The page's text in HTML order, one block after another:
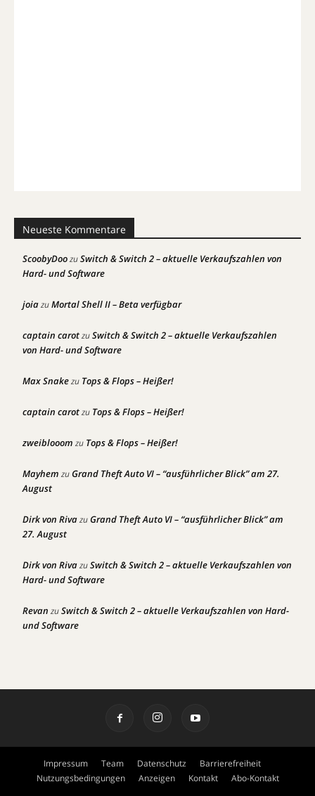
Neueste Kommentare
ScoobyDoozuSwitch & Switch 2 – aktuelle Verkaufszahlen von
Hard- und Software
joiazuMortal Shell II – Beta verfügbar
captain carotzuSwitch & Switch 2 – aktuelle Verkaufszahlen
von Hard- und Software
Max Snakezu Tops & Flops – Heißer!
captain carotzu Tops & Flops – Heißer!
zweiblooom zu Tops & Flops – Heißer!
Mayhem zuGrand Theft Auto VI – “ausführlicher Blick” am 27.
August
Dirk von RivazuGrand Theft Auto VI – “ausführlicher Blick” am
27. August
Dirk von RivazuSwitch & Switch 2 – aktuelle Verkaufszahlen von
Hard- und Software
Revan zuSwitch & Switch 2 – aktuelle Verkaufszahlen von Hard-
und Software
Impressum Team Datenschutz
Barrierefreiheit
Nutzungsbedingungen
Anzeigen Kontakt Abo-Kontakt